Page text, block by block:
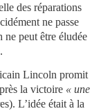
des réparations
ne passe
ne peut être éludée
Lincoln promit
la victoire « une
L’idée était à la